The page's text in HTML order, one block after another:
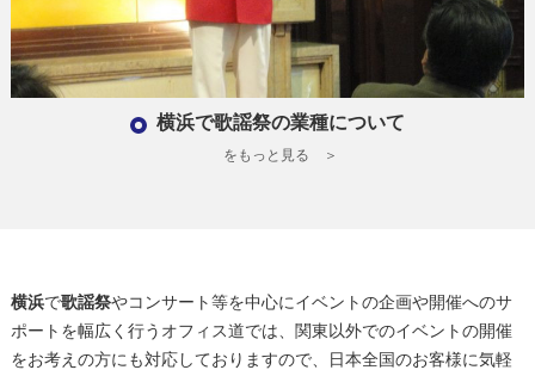
横浜で歌謡祭の業種について
をもっと見る ＞
横浜で歌謡祭やコンサート等を中心にイベントの企画や開催へのサ
ポートを幅広く行うオフィス道では、関東以外でのイベントの開催
をお考えの方にも対応しておりますので、日本全国のお客様に気軽